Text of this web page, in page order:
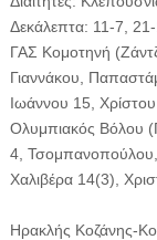
Δεκάλεπτα: 11-7,
ΓΑΣ Κομοτηνή
Γιαννάκου,
Ιωάννου 15,
Ολυμπιακός Βόλου
4,
Χαλιβέρα 14(3),
Ηρακλής Κοζάνης-